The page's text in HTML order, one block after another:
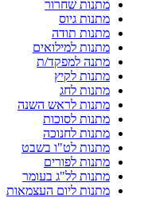
מתנות שחרור
מתנות גיוס
מתנות תודה
מתנות למילואים
מתנה למפקד/ת
מתנות לקיץ
מתנות לחג
מתנות לראש השנה
מתנות לסוכות
מתנות לחנוכה
מתנות לט"ו בשבט
מתנות לפורים
מתנות לל"ג בעומר
מתנות ליום העצמאות